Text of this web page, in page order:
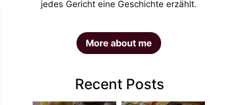
jedes Gericht eine Geschichte erzählt.
More about me
Recent Posts